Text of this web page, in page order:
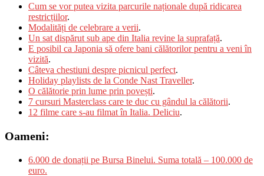
Cum se vor putea vizita parcurile naționale după ridicarea
restricțiilor.
Modalități de celebrare a verii.
Un sat dispărut sub ape din Italia revine la suprafață.
E posibil ca Japonia să ofere bani călătorilor pentru a veni în
vizită.
Câteva chestiuni despre picnicul perfect.
Holiday playlists de la Conde Nast Traveller.
O călătorie prin lume prin povești.
7 cursuri Masterclass care te duc cu gândul la călătorii.
12 filme care s-au filmat în Italia. Deliciu.
Oameni:
6.000 de donații pe Bursa Binelui. Suma totală – 100.000 de
euro.